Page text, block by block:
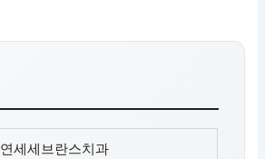
연세세브란스치과